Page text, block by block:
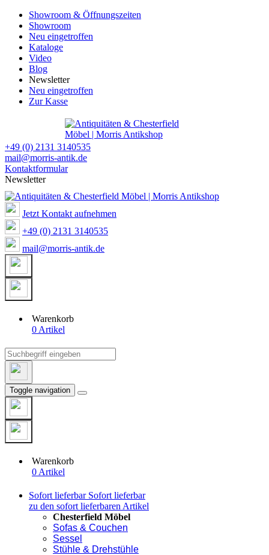
Showroom & Öffnungszeiten
Showroom
Neu eingetroffen
Kataloge
Video
Blog
Newsletter
Neu eingetroffen
Zur Kasse
+49 (0) 2131 3140535
mail@morris-antik.de
Kontaktformular
Newsletter
Jetzt Kontakt aufnehmen
+49 (0) 2131 3140535
mail@morris-antik.de
Warenkorb
0 Artikel
Toggle navigation
Warenkorb
0 Artikel
Sofort lieferbar Sofort lieferbar
zu den sofort lieferbaren Artikel
Chesterfield Möbel
Sofas & Couchen
Sessel
Stühle & Drehstühle